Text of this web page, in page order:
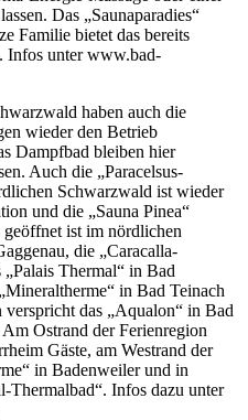
Das „Saunaparadies“
Familie bietet das bereits
Infos unter www.bad-
haben auch die
wieder den Betrieb
Dampfbad bleiben hier
Auch die „Paracelsus-
Schwarzwald ist wieder
und die „Sauna Pinea“
ist im nördlichen
die „Caracalla-
Thermal“ in Bad
in Bad Teinach
das „Aqualon“ in Bad
Ostrand der Ferienregion
Gäste, am Westrand der
in Badenweiler und in
Infos dazu unter